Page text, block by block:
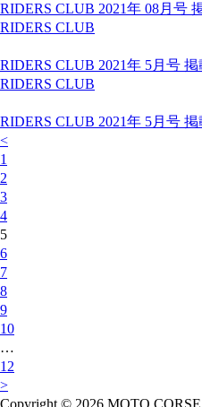
RIDERS CLUB 2021年 08月号
RIDERS CLUB
RIDERS CLUB 2021年 5月号
RIDERS CLUB
RIDERS CLUB 2021年 5月号 掲
<
1
2
3
4
5
6
7
8
9
10
…
12
>
Copyright © 2026 MOTO CORSE